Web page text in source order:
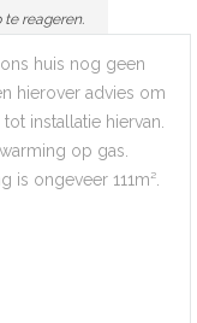
reageren.